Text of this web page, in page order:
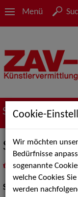
Menü
Suche nach
Sonja Glade
inMeine
Schauspiel:Bühne
Cookie-
Wir möchten
Bedürfnisse
sogenannte
welche Cookies
werden